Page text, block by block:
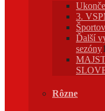
3.
Ďalší
sezóny
Rôzne